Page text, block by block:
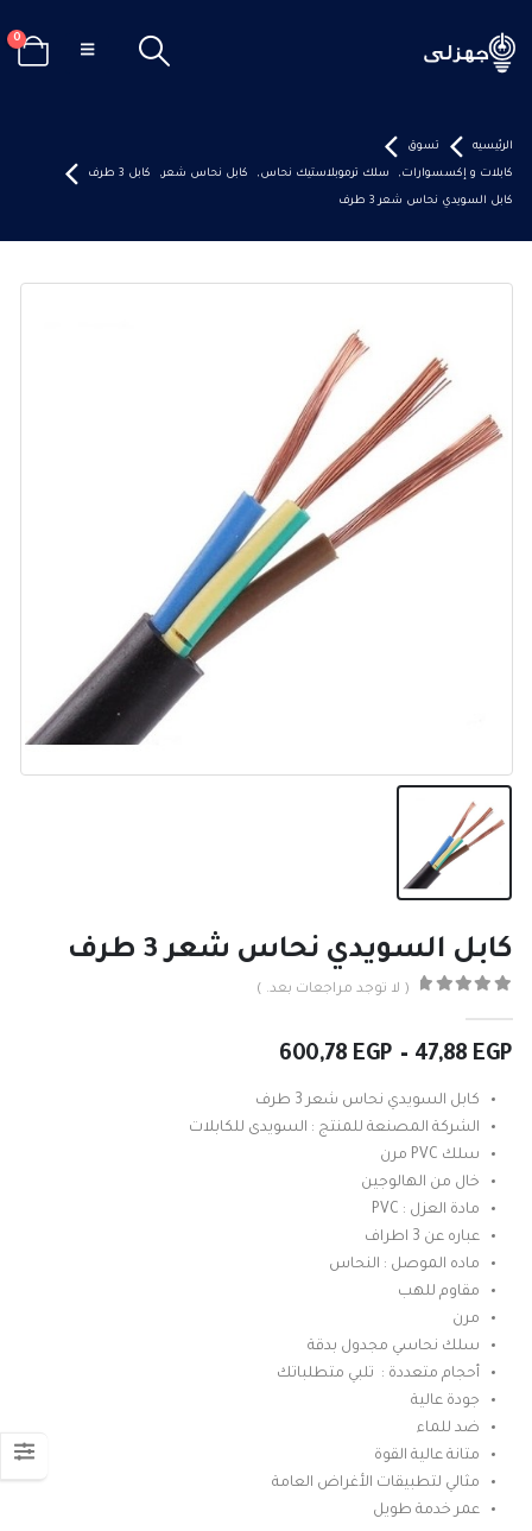
0
الرئيسيه تسوق
كابلات و إكسسوارات, سلك ترموبلاستيك نحاس, كابل نحاس شعر, كابل 3 طرف
كابل السويدي نحاس شعر 3 طرف
كابل السويدي نحاس شعر 3 طرف
( لا توجد مراجعات بعد. )
47,88 EGP
–
600,78 EGP
نطاق
من
كابل السويدي نحاس شعر 3 طرف
الشركة المصنعة للمنتج : السويدى للكابلات
سلك PVC مرن
خال من الهالوجين
مادة العزل : PVC
عباره عن 3 اطراف
ماده الموصل : النحاس
مقاوم للهب
مرن
سلك نحاسي مجدول بدقة
أحجام متعددة : تلبي متطلباتك
جودة عالية
ضد للماء
متانة عالية القوة
مثالي لتطبيقات الأغراض العامة
عمر خدمة طويل